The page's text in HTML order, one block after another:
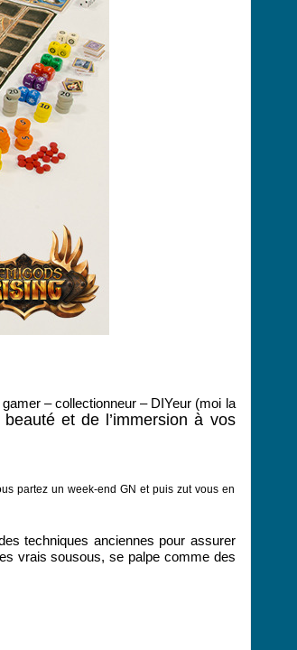
– collectionneur – DIYeur (moi la
et de l’immersion à vos
partez un week-end GN et puis zut vous en
techniques anciennes pour assurer
vrais sousous, se palpe comme des